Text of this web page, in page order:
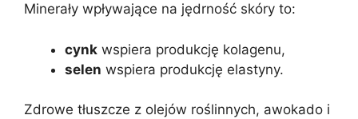
Minerały wpływające na jędrność skóry to:
cynk wspiera produkcję kolagenu,
selen wspiera produkcję elastyny.
Zdrowe tłuszcze z olejów roślinnych, awokado i